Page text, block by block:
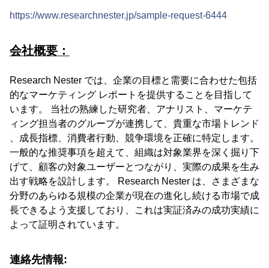
https://www.researchnester.jp/sample-request-6444
会社概要：
Research Nester では、企業の目標と需要に合わせた包括
的なマーケティング レポートを提供することを目指して
います。 当社の熟練した研究者、アナリスト、マーケテ
ィング担当者のグループが連携して、貴重な市場トレンド
、成長指標、消費者行動、競争環境を正確に特定します。
一般的な推奨事項を超えて、組織は対象業界を深く掘り下
げて、顧客の対象ユーザーとつながり、実際の成果を生み
出す戦略を設計します。 Research Nester は、さまざまな
分野のあらゆる規模の企業が現在の進化し続ける市場で成
長できるよう支援しており、これは実証済みの成功実績に
よって証明されています。
連絡先情報: